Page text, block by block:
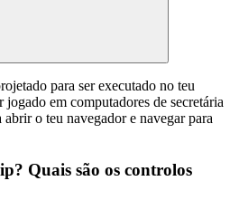
para ser executado no teu
jogado em computadores de secretária
o teu navegador e navegar para
Quais são os controlos